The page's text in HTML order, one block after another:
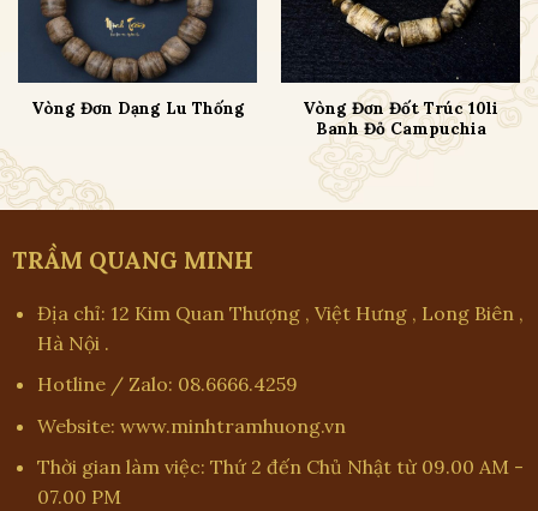
Vòng Đơn Dạng Lu Thống
Vòng Đơn Đốt Trúc 10li
Banh Đỏ Campuchia
TRẦM QUANG MINH
Địa chỉ: 12 Kim Quan Thượng , Việt Hưng , Long Biên ,
Hà Nội .
Hotline / Zalo: 08.6666.4259
Website: www.minhtramhuong.vn
Thời gian làm việc: Thứ 2 đến Chủ Nhật từ 09.00 AM -
07.00 PM